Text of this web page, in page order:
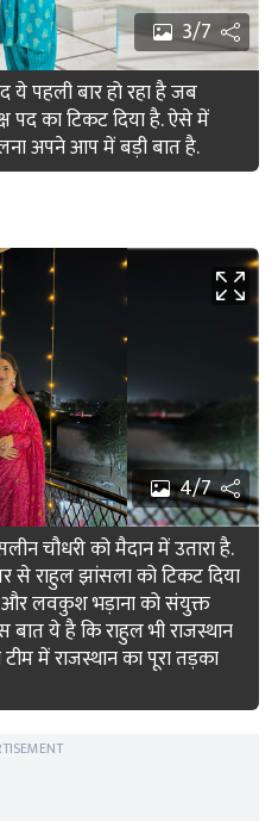
3/7
पहली बार हो रहा है जब
पद का टिकट दिया है. ऐसे में
अपने आप में बड़ी बात है.
4/7
चौधरी को मैदान में उतारा है.
से राहुल झांसला को टिकट दिया
लवकुश भड़ाना को संयुक्त
ये है कि राहुल भी राजस्थान
में राजस्थान का पूरा तड़का